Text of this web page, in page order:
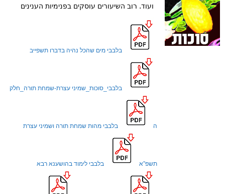
ועוד. רוב השיעורים עוסקים בפנימיות הענינים
בלבבי מים שהכל נהיה בדברו תשפייב
בלבבי_סוכות_שמיני עצרת-שמחת תורה_חלק
ה בלבבי מהות שמחת תורה ושמיני עצרת
תשפ”א בלבבי לימוד בהושענא רבא